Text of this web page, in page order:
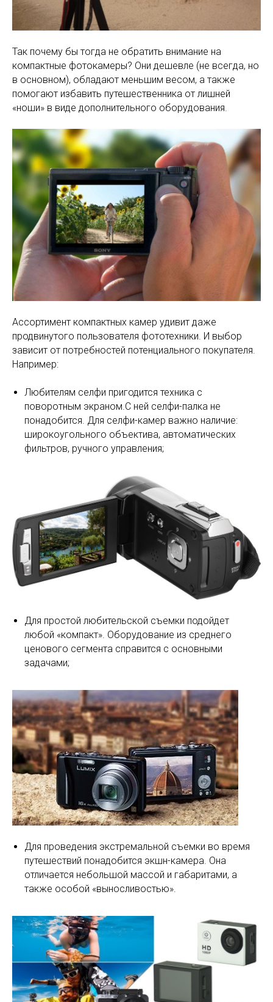
Так почему бы тогда не обратить внимание на
компактные фотокамеры? Они дешевле (не всегда, но
в основном), обладают меньшим весом, а также
помогают избавить путешественника от лишней
«ноши» в виде дополнительного оборудования.
Ассортимент компактных камер удивит даже
продвинутого пользователя фототехники. И выбор
зависит от потребностей потенциального покупателя.
Например:
Любителям селфи пригодится техника с
поворотным экраном.С ней селфи-палка не
понадобится. Для селфи-камер важно наличие:
широкоугольного объектива, автоматических
фильтров, ручного управления;
Для простой любительской съемки подойдет
любой «компакт». Оборудование из среднего
ценового сегмента справится с основными
задачами;
Для проведения экстремальной съемки во время
путешествий понадобится экшн-камера. Она
отличается небольшой массой и габаритами, а
также особой «выносливостью».